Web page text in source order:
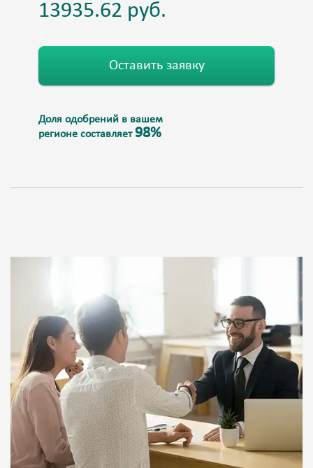
Оставить заявку
Доля одобрений в вашем
регионе составляет 98%